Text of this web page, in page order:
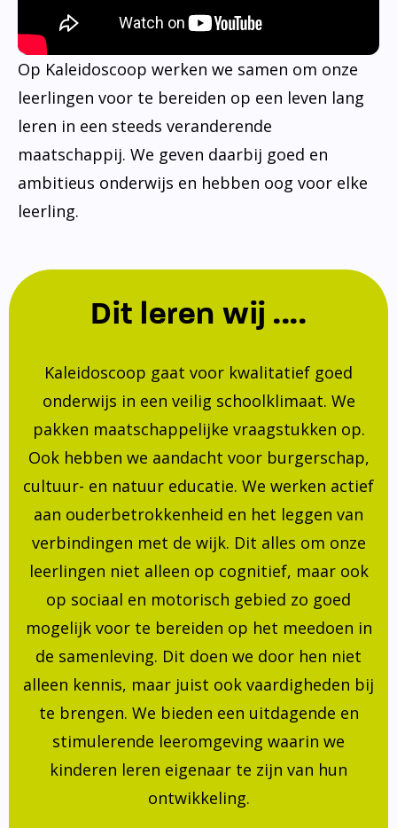
Op Kaleidoscoop werken we samen om onze
leerlingen voor te bereiden op een leven lang
leren in een steeds veranderende
maatschappij. We geven daarbij goed en
ambitieus onderwijs en hebben oog voor elke
leerling.
Dit leren wij ....
Kaleidoscoop gaat voor kwalitatief goed
onderwijs in een veilig schoolklimaat. We
pakken maatschappelijke vraagstukken op.
Ook hebben we aandacht voor burgerschap,
cultuur- en natuur educatie. We werken actief
aan ouderbetrokkenheid en het leggen van
verbindingen met de wijk. Dit alles om onze
leerlingen niet alleen op cognitief, maar ook
op sociaal en motorisch gebied zo goed
mogelijk voor te bereiden op het meedoen in
de samenleving. Dit doen we door hen niet
alleen kennis, maar juist ook vaardigheden bij
te brengen. We bieden een uitdagende en
stimulerende leeromgeving waarin we
kinderen leren eigenaar te zijn van hun
ontwikkeling.